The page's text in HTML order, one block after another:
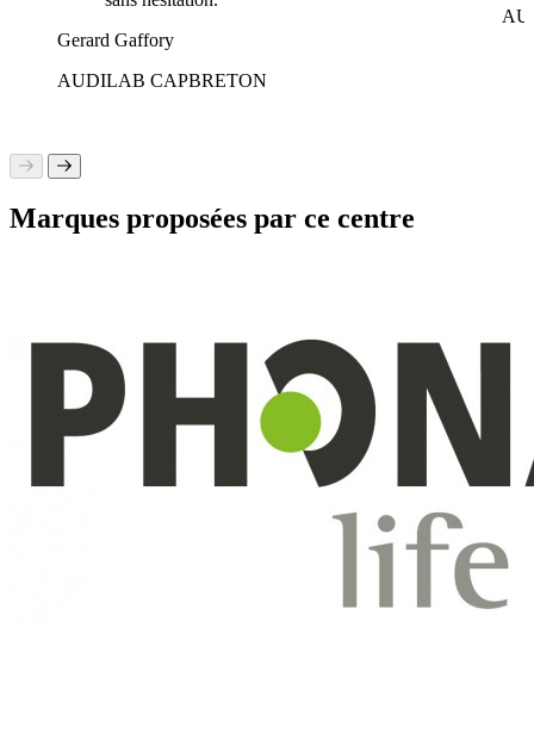
Gerard Gaffory
AUDILAB CAPBRETON
Marques proposées par ce centre